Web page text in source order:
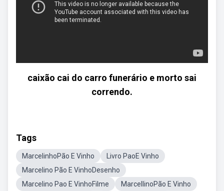
caixão cai do carro funerário e morto sai
correndo.
Tags
MarcelinhoPão E Vinho
Livro PaoE Vinho
Marcelino Pão E VinhoDesenho
Marcelino Pao E VinhoFilme
MarcellinoPão E Vinho